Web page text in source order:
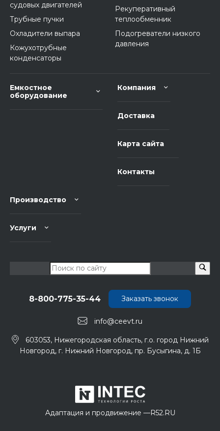
судовых двигателей
Трубные пучки
Охладители выпара
Кожухотрубные
конденсаторы
Рекуперативный
теплообменник
Подогреватели низкого
давления
Емкостное
оборудование
Компания
Доставка
Карта сайта
Контакты
Производство
Услуги
8-800-775-35-44
info@ceevt.ru
Заказать звонок
603053, Нижегородская область, г.о. город Нижний
Новгород, г. Нижний Новгород, пр. Бусыгина, д. 1Б
Адаптация и продвижение —R52.RU